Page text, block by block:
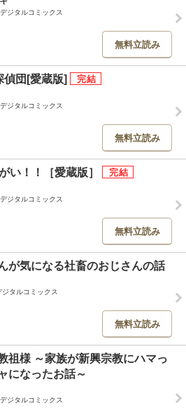
ジタルコミックス
無料立読み
団[愛蔵版]
ジタルコミックス
無料立読み
い！！［愛蔵版］
ジタルコミックス
無料立読み
が気になる社畜のおじさんの話
タルコミックス
無料立読み
祖様 ～家族が新興宗教にハマっ
になったお話～
ジタルコミックス